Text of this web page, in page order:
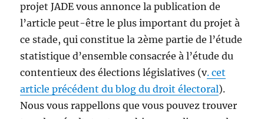
projet JADE vous annonce la publication de
l’article peut-être le plus important du projet à
ce stade, qui constitue la 2ème partie de l’étude
statistique d’ensemble consacrée à l’étude du
contentieux des élections législatives (v. cet
article précédent du blog du droit électoral).
Nous vous rappellons que vous pouvez trouver